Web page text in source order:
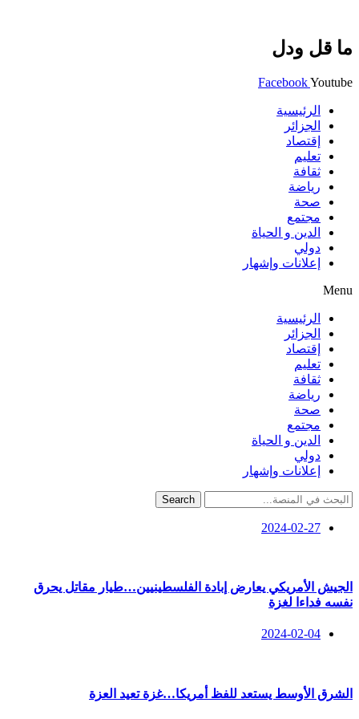
ما قل ودل
FacebookYoutube
الرئيسية
الجزائر
إقتصاد
تعليم
ثقافة
رياضة
صحة
مجتمع
الدين و الحياة
دولي
إعلانات وإشهار
Menu
الرئيسية
الجزائر
إقتصاد
تعليم
ثقافة
رياضة
صحة
مجتمع
الدين و الحياة
دولي
إعلانات وإشهار
Search
2024-02-27
الجيش الأمريكي يعارض إبادة الفلسطينيين…طيار مقاتل يحرق
نفسه فداءا لغزة
2024-02-04
الشرق الأوسط يستعد للفظ أمريكا…غزة تعيد العزة